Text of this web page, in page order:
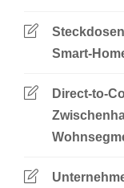
Smart-
Direct-to-